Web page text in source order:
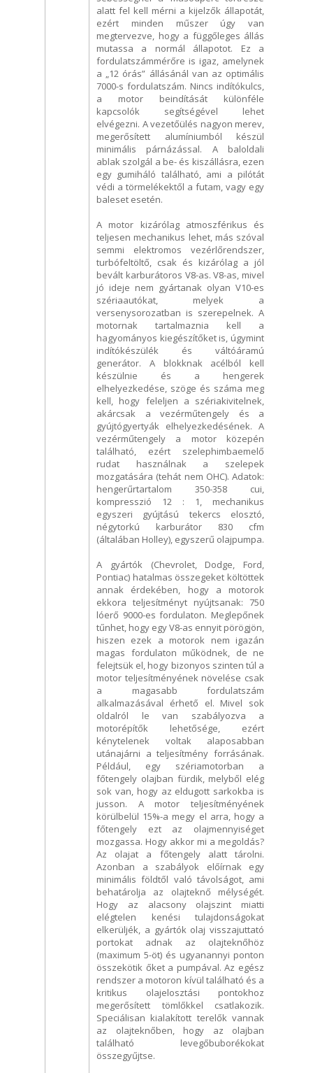
alatt fel kell mérni a kijelzők állapotát,
ezért minden műszer úgy van
megtervezve, hogy a függőleges állás
mutassa a normál állapotot. Ez a
fordulatszámmérőre is igaz, amelynek
a „12 órás” állásánál van az optimális
7000-s fordulatszám. Nincs indítókulcs,
a motor beindítását különféle
kapcsolók segítségével lehet
elvégezni. A vezetőülés nagyon merev,
megerősített alumíniumból készül
minimális párnázással. A baloldali
ablak szolgál a be- és kiszállásra, ezen
egy gumiháló található, ami a pilótát
védi a törmelékektől a futam, vagy egy
baleset esetén.
A motor kizárólag atmoszférikus és
teljesen mechanikus lehet, más szóval
semmi elektromos vezérlőrendszer,
turbófeltöltő, csak és kizárólag a jól
bevált karburátoros V8-as. V8-as, mivel
jó ideje nem gyártanak olyan V10-es
szériaautókat, melyek a
versenysorozatban is szerepelnek. A
motornak tartalmaznia kell a
hagyományos kiegészítőket is, úgymint
indítókészülék és váltóáramú
generátor. A blokknak acélból kell
készülnie és a hengerek
elhelyezkedése, szöge és száma meg
kell, hogy feleljen a szériakivitelnek,
akárcsak a vezérműtengely és a
gyújtógyertyák elhelyezkedésének. A
vezérműtengely a motor közepén
található, ezért szelephimbaemelő
rudat használnak a szelepek
mozgatására (tehát nem OHC). Adatok:
hengerűrtartalom 350-358 cui,
kompresszió 12 : 1, mechanikus
egyszeri gyújtású tekercs elosztó,
négytorkú karburátor 830 cfm
(általában Holley), egyszerű olajpumpa.
A gyártók (Chevrolet, Dodge, Ford,
Pontiac) hatalmas összegeket költöttek
annak érdekében, hogy a motorok
ekkora teljesítményt nyújtsanak: 750
lóerő 9000-es fordulaton. Meglepőnek
tűnhet, hogy egy V8-as ennyit pörögjön,
hiszen ezek a motorok nem igazán
magas fordulaton működnek, de ne
felejtsük el, hogy bizonyos szinten túl a
motor teljesítményének növelése csak
a magasabb fordulatszám
alkalmazásával érhető el. Mivel sok
oldalról le van szabályozva a
motorépítők lehetősége, ezért
kénytelenek voltak alaposabban
utánajárni a teljesítmény forrásának.
Például, egy szériamotorban a
főtengely olajban fürdik, melyből elég
sok van, hogy az eldugott sarkokba is
jusson. A motor teljesítményének
körülbelül 15%-a megy el arra, hogy a
főtengely ezt az olajmennyiséget
mozgassa. Hogy akkor mi a megoldás?
Az olajat a főtengely alatt tárolni.
Azonban a szabályok előírnak egy
minimális földtől való távolságot, ami
behatárolja az olajteknő mélységét.
Hogy az alacsony olajszint miatti
elégtelen kenési tulajdonságokat
elkerüljék, a gyártók olaj visszajuttató
portokat adnak az olajteknőhöz
(maximum 5-öt) és ugyanannyi ponton
összekötik őket a pumpával. Az egész
rendszer a motoron kívül található és a
kritikus olajelosztási pontokhoz
megerősített tömlőkkel csatlakozik.
Speciálisan kialakított terelők vannak
az olajteknőben, hogy az olajban
található levegőbuborékokat
összegyűjtse.